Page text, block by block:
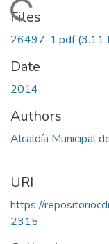
Loading...
Files
26497-1.pdf(3.11
Date
2014
Authors
Alcaldía Municipal
URI
https://
2315